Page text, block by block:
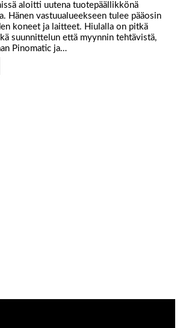
aloitti uutena tuotepäällikkönä
Hänen vastuualueekseen tulee pääosin
koneet ja laitteet. Hiulalla on pitkä
suunnittelun että myynnin tehtävistä,
Pinomatic ja…